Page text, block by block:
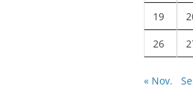
19
26
« Nov.